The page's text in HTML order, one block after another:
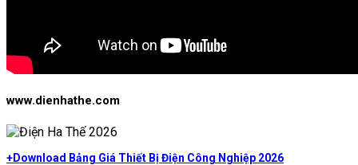
www.dienhathe.com
+Download Bảng Giá Thiết Bị Điện Công Nghiệp 2026